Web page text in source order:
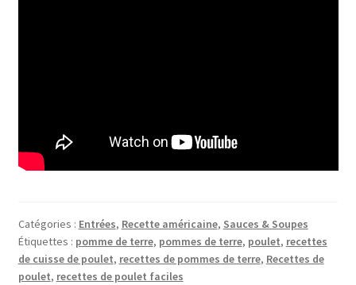
Catégories : Entrées, Recette américaine, Sauces & Soupes
Étiquettes : pomme de terre, pommes de terre, poulet, recettes
de cuisse de poulet, recettes de pommes de terre, Recettes de
poulet, recettes de poulet faciles